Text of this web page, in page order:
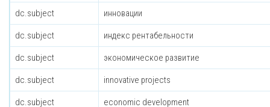
dc.subject инновации
dc.subject индекс рентабельности
dc.subject экономическое развитие
dc.subject innovative projects
dc.subject economic development